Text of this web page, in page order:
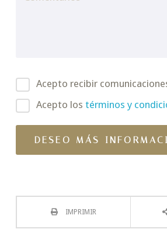
Acepto recibir
Acepto los términos y
IMPRIMIR